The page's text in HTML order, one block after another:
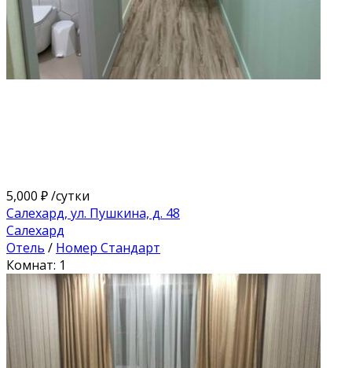
5,000 ₽/сутки
Салехард, ул. Пушкина, д. 48
Салехард
Отель / Номер Стандарт
Комнат: 1